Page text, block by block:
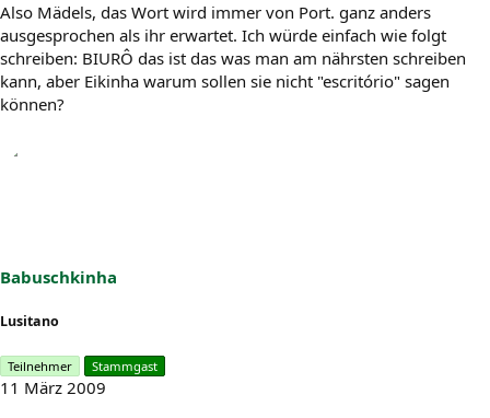
Also Mädels, das Wort wird immer von Port. ganz anders
ausgesprochen als ihr erwartet. Ich würde einfach wie folgt
schreiben: BIURÔ das ist das was man am nährsten schreiben
kann, aber Eikinha warum sollen sie nicht "escritório" sagen
können?
Babuschkinha
Lusitano
Teilnehmer Stammgast
11 März 2009